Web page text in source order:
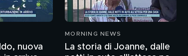
nuova
MORNING NEWS
La storia di Joanne, dalle